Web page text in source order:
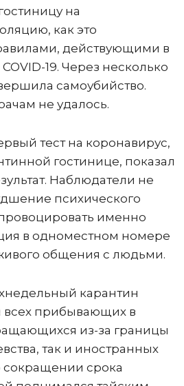
на
как это
действующими в
19. Через несколько
самоубийство.
не удалось.
тест на коронавирус,
гостинице, показал
Наблюдатели не
психического
именно
в одноместном номере
общения с людьми.
карантин
всех прибывающих в
из-за границы
так и иностранных
сокращении срока